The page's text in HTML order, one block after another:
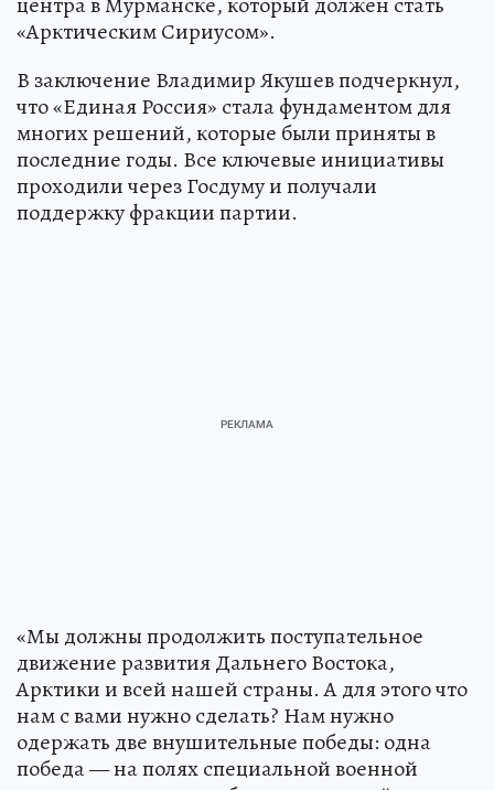
«Арктическим Сириусом».
В заключение Владимир Якушев подчеркнул,
что «Единая Россия» стала фундаментом для
многих решений, которые были приняты в
последние годы. Все ключевые инициативы
проходили через Госдуму и получали
поддержку фракции партии.
«Мы должны продолжить поступательное
движение развития Дальнего Востока,
Арктики и всей нашей страны. А для этого что
нам с вами нужно сделать? Нам нужно
одержать две внушительные победы: одна
победа — на полях специальной военной